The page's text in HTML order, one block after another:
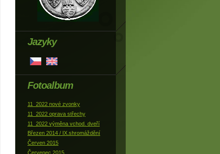
Jazyky
Fotoalbum
11_2022 nové zvonky
11_2022 oprava střechy
11_2022 výměna vchod. dveří
Březen 2014 / IX.shromáždění
Červen 2015
Červenec 2015